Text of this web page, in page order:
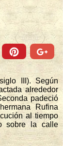
III). Según
alrededor
padeció
Rufina
al tiempo
sobre la calle